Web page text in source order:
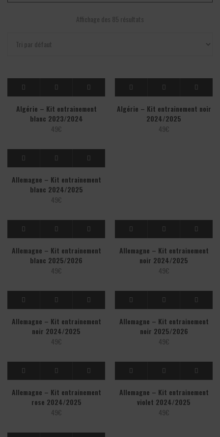
Affichage des 85 résultats
Algérie – Kit entrainement
blanc 2023/2024
49€
Algérie – Kit entrainement noir
2024/2025
49€
Allemagne – Kit entrainement
blanc 2024/2025
49€
Allemagne – Kit entrainement
blanc 2025/2026
49€
Allemagne – Kit entrainement
noir 2024/2025
49€
Allemagne – Kit entrainement
noir 2024/2025
49€
Allemagne – Kit entrainement
noir 2025/2026
49€
Allemagne – Kit entrainement
rose 2024/2025
49€
Allemagne – Kit entrainement
violet 2024/2025
49€